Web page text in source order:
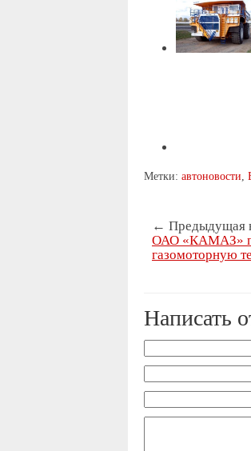
Метки: автоновости
← Предыдущая
ОАО «КАМАЗ»
газомоторную
Написать